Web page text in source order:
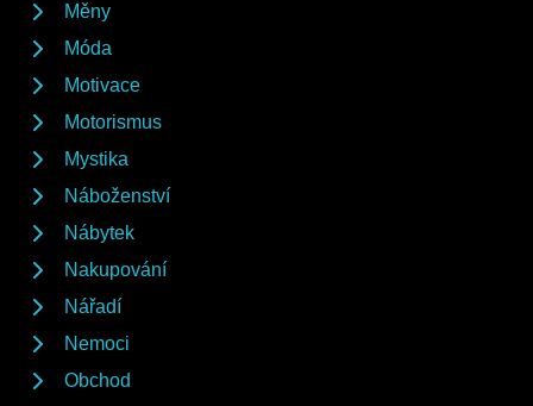
Měny
Móda
Motivace
Motorismus
Mystika
Náboženství
Nábytek
Nakupování
Nářadí
Nemoci
Obchod